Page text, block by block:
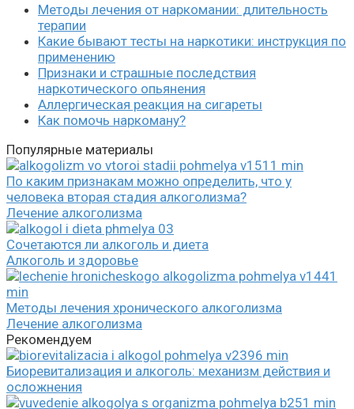
Методы лечения от наркомании: длительность
терапии
Какие бывают тесты на наркотики: инструкция по
применению
Признаки и страшные последствия
наркотического опьянения
Аллергическая реакция на сигареты
Как помочь наркоману?
Популярные материалы
По каким признакам можно определить, что у
человека вторая стадия алкоголизма?
Лечение алкоголизма
Сочетаются ли алкоголь и диета
Алкоголь и здоровье
Методы лечения хронического алкоголизма
Лечение алкоголизма
Рекомендуем
Биоревитализация и алкоголь: механизм действия и
осложнения